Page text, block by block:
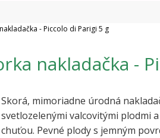
- Piccolo di Parigi 5 g
nakladačka -
Skorá, mimoriadne úrodná
svetlozelenými valcovitými plodmi
chuťou. Pevné plody s jemným